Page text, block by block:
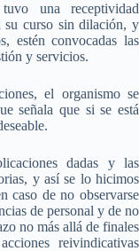
una receptividad
su curso sin dilación, y
estén convocadas las
y servicios.
el organismo se
señala que si se está
dadas y las
y así se lo hicimos
caso de no observarse
de personal y de no
no más allá de finales
reivindicativas